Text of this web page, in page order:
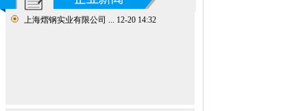
上海熠钢实业有限公司 ... 12-20 14:32